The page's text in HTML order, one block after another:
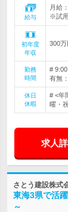
給与
月給
※試
初年度
年収
300万
勤務
時間
#
有無
休日
休暇
# <年
曜・
求人
さとう建設株式
東海3県で活
～